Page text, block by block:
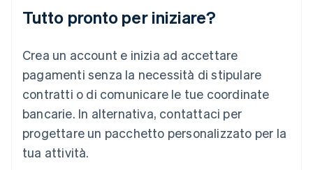
Tutto pronto per iniziare?
Crea un account e inizia ad accettare
pagamenti senza la necessità di stipulare
contratti o di comunicare le tue coordinate
bancarie. In alternativa, contattaci per
progettare un pacchetto personalizzato per la
tua attività.
Lituania
Lussemburgo
Deutsch English
Malaysia
English 简体中文
Malta
Messico
EspañolEnglish